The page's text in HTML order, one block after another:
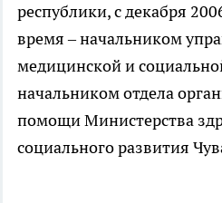
республики, с декабря
время – начальником
медицинской и
начальником отдела
помощи Министерства
социального развития